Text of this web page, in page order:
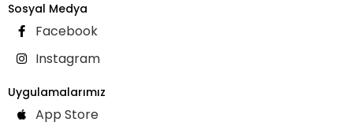
Sosyal Medya
Facebook
Instagram
Uygulamalarımız
App Store